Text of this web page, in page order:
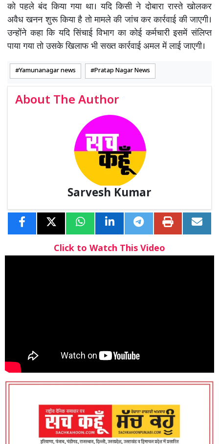
को पहले बंद किया गया था। यदि किसी ने दोबारा रास्ते खोलकर
अवैध खनन शुरू किया है तो मामले की जांच कर कार्रवाई की जाएगी।
उन्होंने कहा कि यदि सिंचाई विभाग का कोई कर्मचारी इसमें संलिप्त
पाया गया तो उसके खिलाफ भी सख्त कार्रवाई अमल में लाई जाएगी।
Yamunanagar news Pratap Nagar News
About The Author
Sarvesh Kumar
Click to Watch This Video